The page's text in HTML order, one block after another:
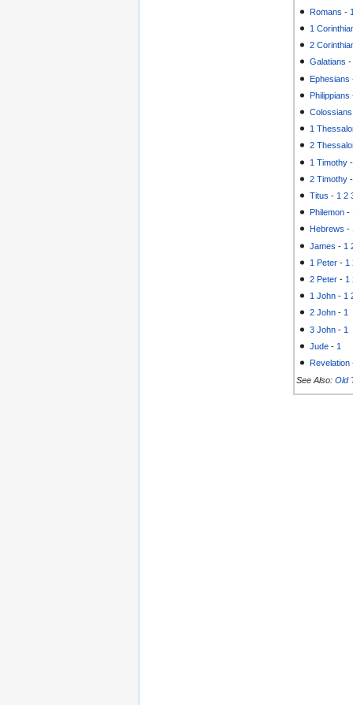
Romans -
1
2
Galatians
Ephesians
Philippians
Colossians
1
2
1 Timothy
2 Timothy
Titus - 1 2
Philemon -
Hebrews -
James - 1
1 Peter - 1
2 Peter - 1
1 John - 1
2 John - 1
3 John - 1
Jude - 1
Revelation
See Also: Old